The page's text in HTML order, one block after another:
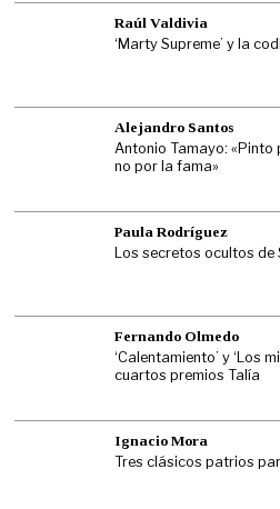
Raúl Valdivia
‘Marty Supreme’ y la
Alejandro Santos
Antonio Tamayo: «Pinto
no por la fama»
Paula Rodríguez
Los secretos ocultos de
Fernando Olmedo
‘Calentamiento’ y ‘Los
cuartos premios Talía
Ignacio Mora
Tres clásicos patrios